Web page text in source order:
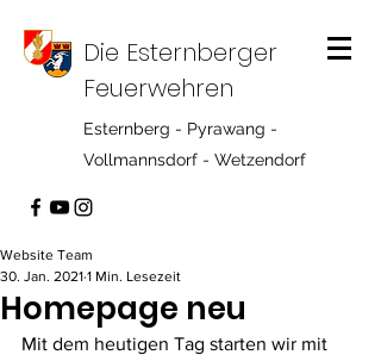
Die Esternberger
Feuerwehren
Esternberg - Pyrawang -
Vollmannsdorf - Wetzendorf
Homepage neu
Website Team
30. Jan. 2021 1 Min. Lesezeit
Mit dem heutigen Tag starten wir mit